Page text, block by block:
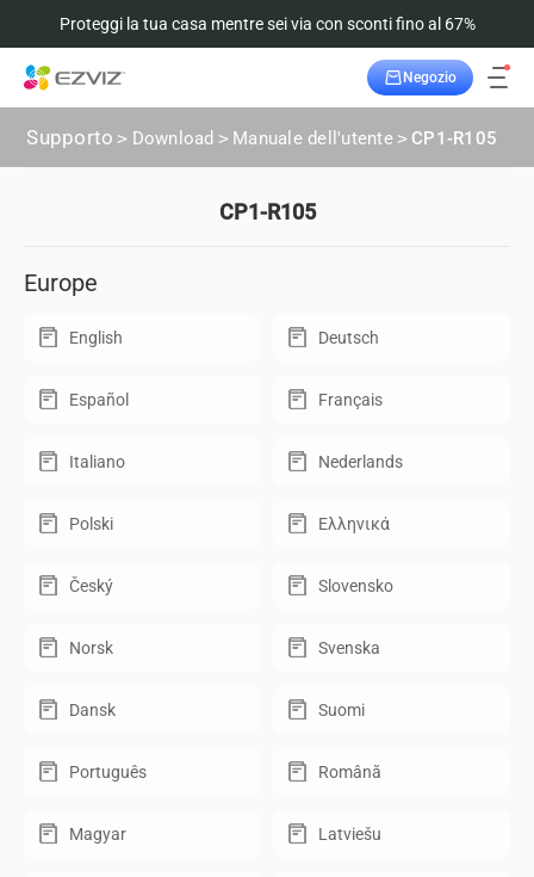
Proteggi la tua casa mentre sei via con sconti fino al 67%
Negozio
Supporto > Download > Manuale dell'utente> CP1-R105
CP1-R105
Europe
English Deutsch
Español Français
Italiano Nederlands
Polski Ελληνικά
Český Slovensko
Norsk Svenska
Dansk Suomi
Português Română
Magyar Latviešu